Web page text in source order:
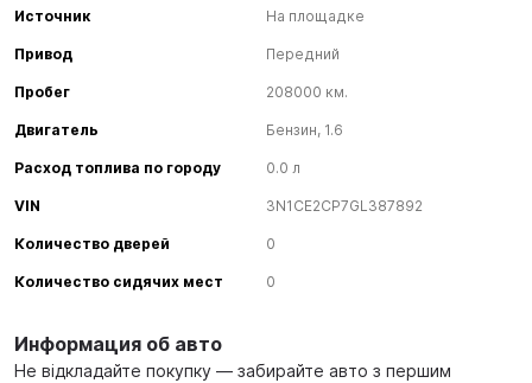
Информация об авто
Не відкладайте покупку — забирайте авто з першим
Источник На площадке
Привод Передний
Пробег 208000 км.
Двигатель Бензин, 1.6
Расход топлива по городу 0.0 л
VIN 3N1CE2CP7GL387892
Количество дверей 0
Количество сидячих мест 0